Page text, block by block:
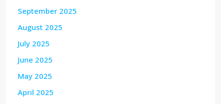
September 2025
August 2025
July 2025
June 2025
May 2025
April 2025